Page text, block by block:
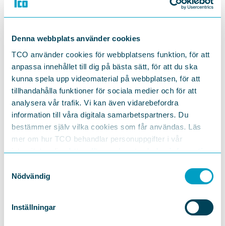
Denna webbplats använder cookies
TCO använder cookies för webbplatsens funktion, för att
anpassa innehållet till dig på bästa sätt, för att du ska
kunna spela upp videomaterial på webbplatsen, för att
tillhandahålla funktioner för sociala medier och för att
analysera vår trafik. Vi kan även vidarebefordra
information till våra digitala samarbetspartners. Du
bestämmer själv vilka cookies som får användas. Läs
mer om hur TCO behandlar personuppgifter i vår
integritetspolicyhttps://tco.se/om-tco/gdpr-information
Nödvändig
Inställningar
med konsekvenser som är minst lika negativa för den
enskilde. TCO anser därför att i det fall föreslagen
regeringen återkomma med förslag på en generell
bestämmelse som ger möjlighet att skjuta upp
prövningen av arbetsförmågan mot normalt
förekommande arbete när erforderlig vård eller
rehabilitering blivit försenad.
TCO noterar att regeringens förslag även omfattar
försening av rehabilitering utan att närmare precisera
vilken slags rehabilitering det kan handla om. TCO utgår
därför ifrån att bestämmelsen omfattar både medicinsk
och arbetslivsinriktad rehabilitering.